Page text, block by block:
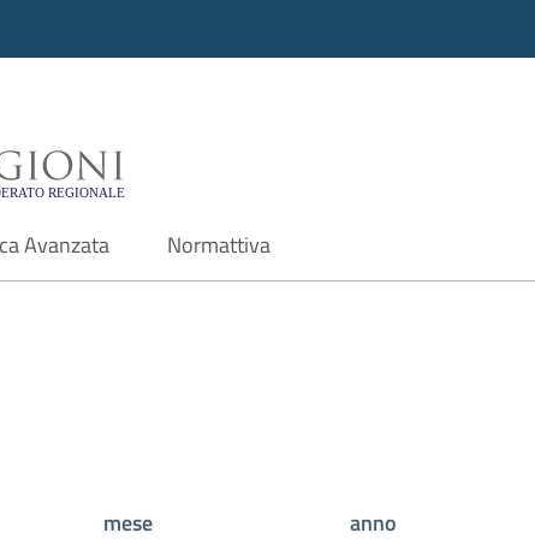
- Motore di ricerca
Avanzata Normattiva
mese
anno